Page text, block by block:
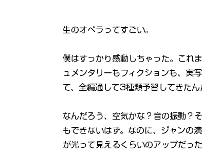
生のオペラってすごい。
僕はすっかり感動しちゃった。これ
ュメンタリーもフィクションも、実
て、全編通して3種類予習してきたん
なんだろう、空気かな？音の振動？
もできないはず。なのに、ジャンの
が光って見えるくらいのアップだった